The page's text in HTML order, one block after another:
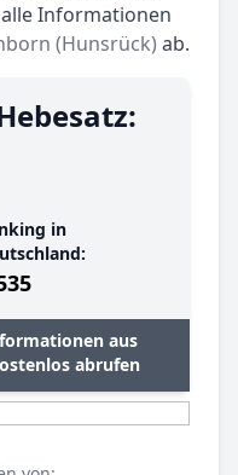
alle Informationen
(Hunsrück) ab.
in
aus
abrufen